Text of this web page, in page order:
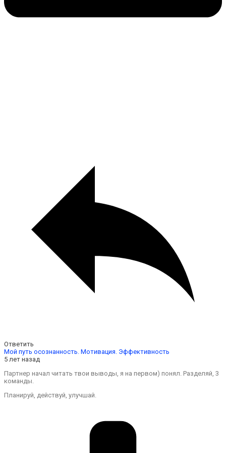
Ответить
Мой путь осознанность. Мотивация. Эффективность
5 лет назад
Партнер начал читать твои выводы, я на первом) понял. Разделяй, 3
команды.
Планируй, действуй, улучшай.